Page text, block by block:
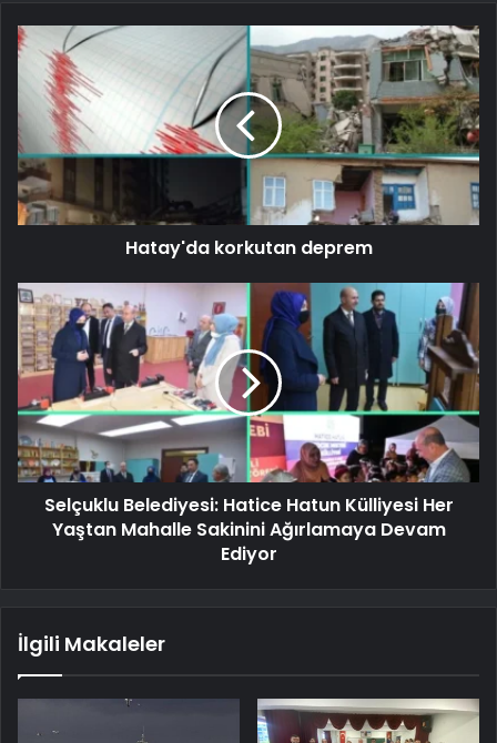
Hatay'da korkutan deprem
Selçuklu Belediyesi: Hatice Hatun Külliyesi Her
Yaştan Mahalle Sakinini Ağırlamaya Devam
Ediyor
İlgili Makaleler